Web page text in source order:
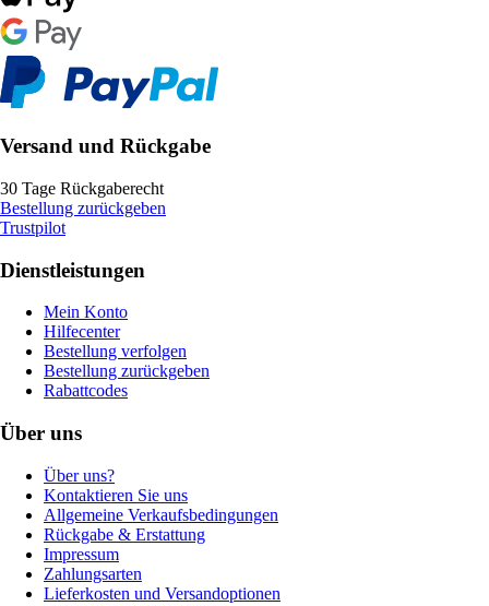
Versand und Rückgabe
30 Tage Rückgaberecht
Bestellung zurückgeben
Trustpilot
Dienstleistungen
Mein Konto
Hilfecenter
Bestellung verfolgen
Bestellung zurückgeben
Rabattcodes
Über uns
Über uns?
Kontaktieren Sie uns
Allgemeine Verkaufsbedingungen
Rückgabe & Erstattung
Impressum
Zahlungsarten
Lieferkosten und Versandoptionen